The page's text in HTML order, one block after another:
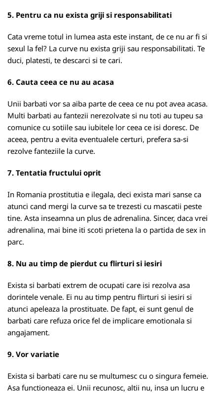
5. Pentru ca nu exista griji si responsabilitati
Cata vreme totul in lumea asta este instant, de ce nu ar fi si
sexul la fel? La curve nu exista griji sau responsabilitati. Te
duci, platesti, te descarci si te cari.
6. Cauta ceea ce nu au acasa
Unii barbati vor sa aiba parte de ceea ce nu pot avea acasa.
Multi barbati au fantezii nerezolvate si nu toti au tupeu sa
comunice cu sotiile sau iubitele lor ceea ce isi doresc. De
aceea, pentru a evita eventualele certuri, prefera sa-si
rezolve fanteziile la curve.
7. Tentatia fructului oprit
In Romania prostitutia e ilegala, deci exista mari sanse ca
atunci cand mergi la curve sa te trezesti cu mascatii peste
tine. Asta inseamna un plus de adrenalina. Sincer, daca vrei
adrenalina, mai bine iti scoti prietena la o partida de sex in
parc.
8. Nu au timp de pierdut cu flirturi si iesiri
Exista si barbati extrem de ocupati care isi rezolva asa
dorintele venale. Ei nu au timp pentru flirturi si iesiri si
atunci apeleaza la prostituate. De fapt, ei sunt genul de
barbati care refuza orice fel de implicare emotionala si
angajament.
9. Vor variatie
Exista si barbati care nu se multumesc cu o singura femeie.
Asa functioneaza ei. Unii recunosc, altii nu, insa un lucru e